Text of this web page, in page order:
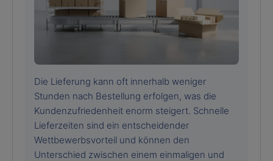
Die Lieferung kann oft innerhalb weniger
Stunden nach Bestellung erfolgen, was die
Kundenzufriedenheit enorm steigert. Schnelle
Lieferzeiten sind ein entscheidender
Wettbewerbsvorteil und können den
Unterschied zwischen einem einmaligen und